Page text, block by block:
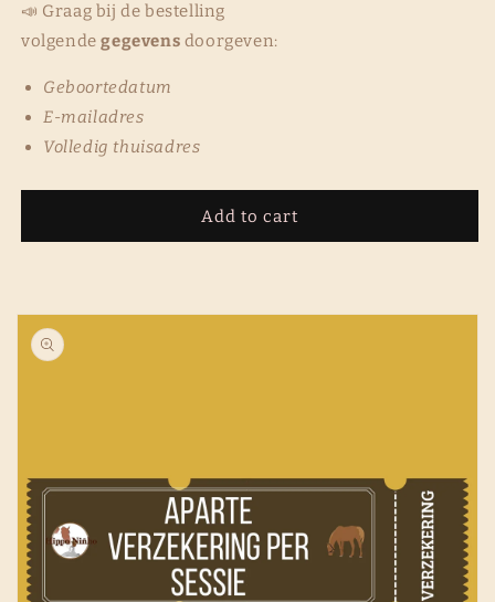
📣 Graag bij de bestelling
volgende gegevens doorgeven:
Geboortedatum
E-mailadres
Volledig thuisadres
Add to cart